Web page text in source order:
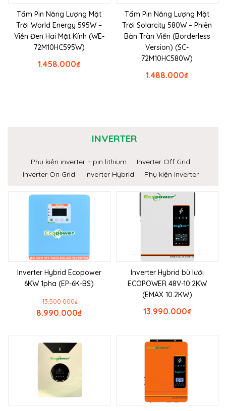
Tấm Pin Năng Lượng Mặt
Trời World Energy 595W –
Viền Đen Hai Mặt Kính (WE-
72M10HC595W)
₫
1.458.000
Tấm Pin Năng Lượng Mặt
Trời Solarcity 580W – Phiên
Bản Tràn Viền (Borderless
Version) (SC-
72M10HC580W)
₫
1.488.000
INVERTER
Phụ kiện inverter + pin lithium
Inverter Off Grid
Inverter On Grid
Inverter Hybrid Phụ kiện inverter
Inverter Hybrid Ecopower
6KW 1pha (EP-6K-BS)
₫
13.500.000
₫
8.990.000
Inverter Hybrid bù lưới
ECOPOWER 48V-10.2KW
(EMAX 10.2KW)
₫
13.990.000